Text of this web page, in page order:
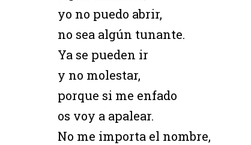
yo no puedo abrir,
no sea algún tunante.
Ya se pueden ir
y no molestar,
porque si me enfado
os voy a apalear.
No me importa el nombre,